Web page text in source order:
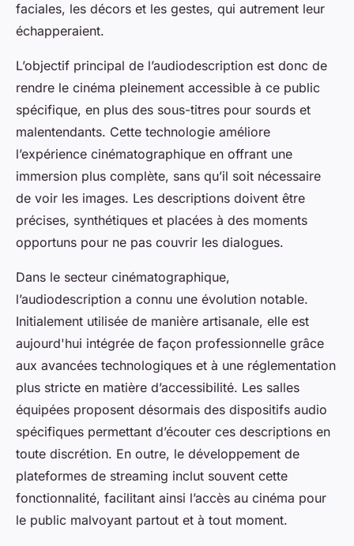
faciales, les décors et les gestes, qui autrement leur
échapperaient.
L’objectif principal de l’audiodescription est donc de
rendre le cinéma pleinement accessible à ce public
spécifique, en plus des sous-titres pour sourds et
malentendants. Cette technologie améliore
l’expérience cinématographique en offrant une
immersion plus complète, sans qu’il soit nécessaire
de voir les images. Les descriptions doivent être
précises, synthétiques et placées à des moments
opportuns pour ne pas couvrir les dialogues.
Dans le secteur cinématographique,
l’audiodescription a connu une évolution notable.
Initialement utilisée de manière artisanale, elle est
aujourd'hui intégrée de façon professionnelle grâce
aux avancées technologiques et à une réglementation
plus stricte en matière d’accessibilité. Les salles
équipées proposent désormais des dispositifs audio
spécifiques permettant d’écouter ces descriptions en
toute discrétion. En outre, le développement de
plateformes de streaming inclut souvent cette
fonctionnalité, facilitant ainsi l’accès au cinéma pour
le public malvoyant partout et à tout moment.